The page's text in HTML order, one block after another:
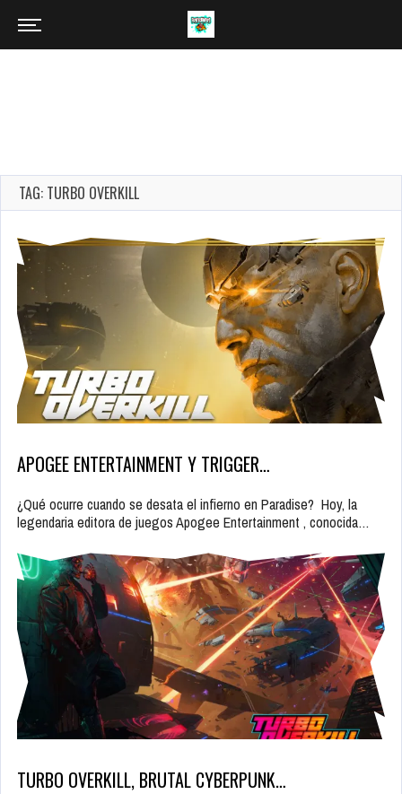
TAG: TURBO OVERKILL
APOGEE ENTERTAINMENT Y TRIGGER…
¿Qué ocurre cuando se desata el infierno en Paradise? Hoy, la
legendaria editora de juegos Apogee Entertainment , conocida…
TURBO OVERKILL, BRUTAL CYBERPUNK…